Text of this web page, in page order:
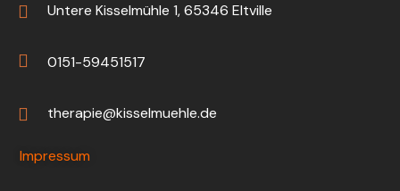
Untere Kisselmühle 1, 65346 Eltville
0151-59451517
therapie@kisselmuehle.de
Impressum